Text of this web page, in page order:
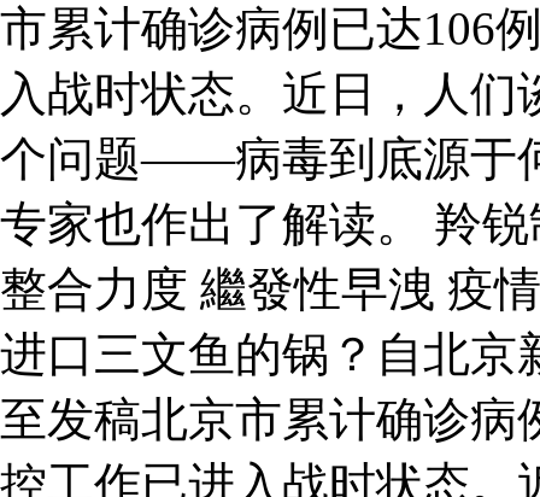
市累计确诊病例已达106
入战时状态。近日，人
个问题——病毒到底源于
专家也作出了解读。 羚
整合力度 繼發性早洩 疫
进口三文鱼的锅？自北京
至发稿北京市累计确诊病
控工作已进入战时状态。